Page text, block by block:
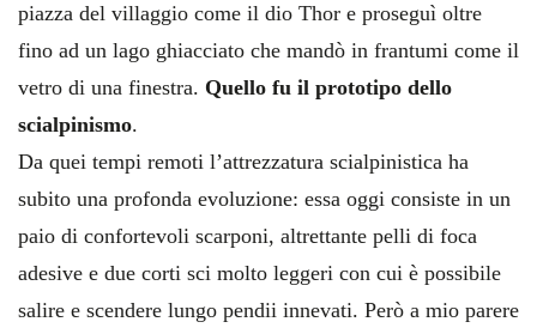
piazza del villaggio come il dio Thor e proseguì oltre
fino ad un lago ghiacciato che mandò in frantumi come il
vetro di una finestra. Quello fu il prototipo dello
scialpinismo.
Da quei tempi remoti l’attrezzatura scialpinistica ha
subito una profonda evoluzione: essa oggi consiste in un
paio di confortevoli scarponi, altrettante pelli di foca
adesive e due corti sci molto leggeri con cui è possibile
salire e scendere lungo pendii innevati. Però a mio parere